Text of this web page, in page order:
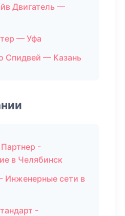
Двигатель —
— Уфа
Спидвей — Казань
-
в Челябинск
Инженерные сети в
-